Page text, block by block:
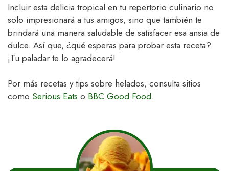
Incluir esta delicia tropical en tu repertorio culinario no
solo impresionará a tus amigos, sino que también te
brindará una manera saludable de satisfacer esa ansia de
dulce. Así que, ¿qué esperas para probar esta receta?
¡Tu paladar te lo agradecerá!
Por más recetas y tips sobre helados, consulta sitios
como Serious Eats o BBC Good Food.